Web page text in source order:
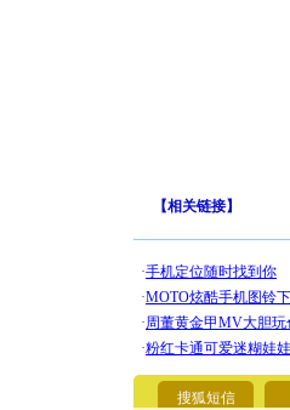
【相关链接】
搜狐短信